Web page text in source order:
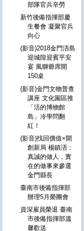
部隊官兵辛勞
新竹後備指揮部慶
生餐會 凝聚官兵
向心
(影音)2018金門浯島
迎城隍迎賓平安
宴 風獅爺席開
150桌
(影音)金門文物普查
講座 文化園區推
「活的博物館
島」冷學問翻
紅！
(影音)找回價值×開
創新局 楊鎮浯：
真誠的做人，實
在的做事來參選
金門縣長
臺南市後備指揮部
辦理5月榮團會
資深雇員榮退 臺南
市後備指揮部溫
馨歡送